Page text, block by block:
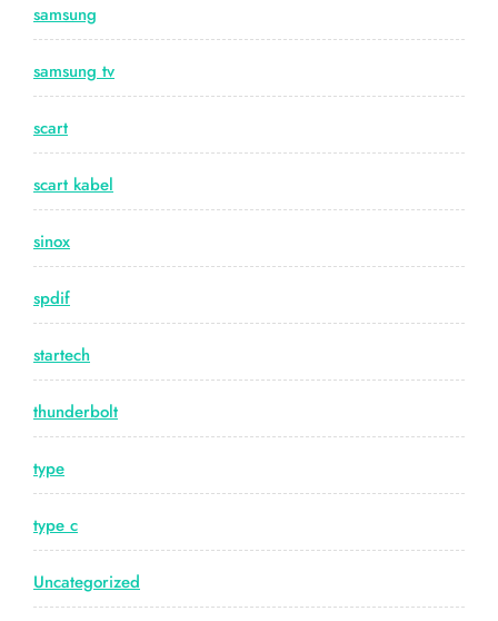
samsung
samsung tv
scart
scart kabel
sinox
spdif
startech
thunderbolt
type
type c
Uncategorized